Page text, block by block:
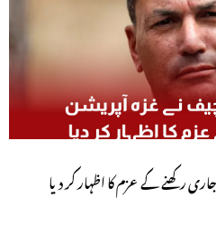
رکھنے کے عزم کا اظہار کر دیا